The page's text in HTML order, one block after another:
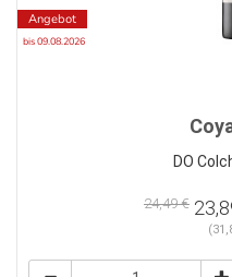
Angebot
bis 09.08.2026
DO
24,49 €